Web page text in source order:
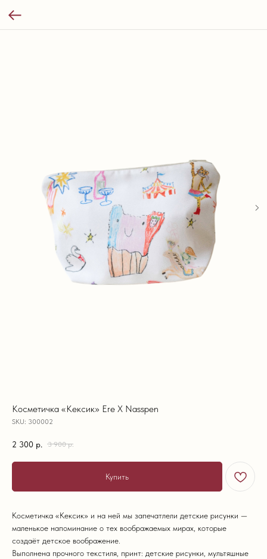
Косметичка «Кексик» Ere X Nasspen
SKU: 300002
2 300 р. 3 900 р.
Купить
Косметичка «Кексик» и на ней мы запечатлели детские рисунки —
маленькое напоминание о тех воображаемых мирах, которые
создаёт детское воображение.
Выполнена прочного текстиля, принт: детские рисунки, мультяшные